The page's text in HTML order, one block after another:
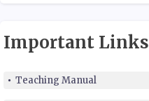
Important Links
Teaching Manual